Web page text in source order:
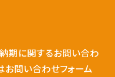
期に関するお問い合わ
お問い合わせフォーム